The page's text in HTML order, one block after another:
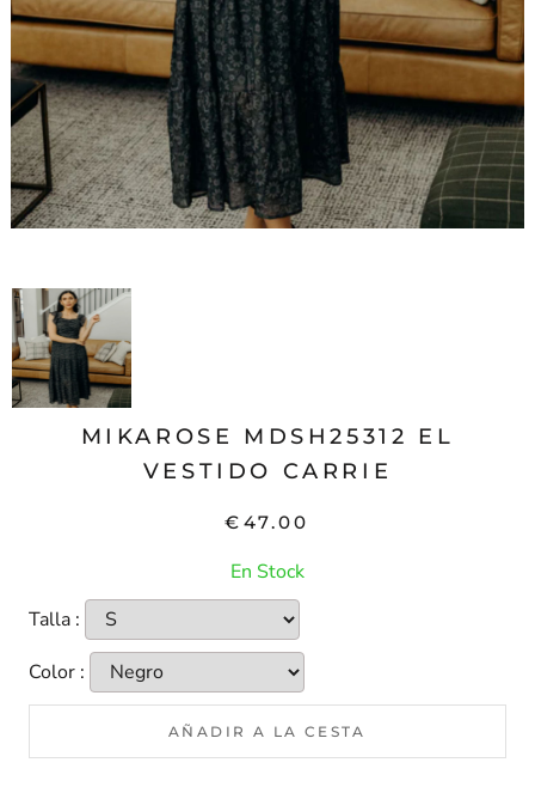
MIKAROSE MDSH25312 EL
VESTIDO CARRIE
€47.00
En Stock
Talla :
Color :
AÑADIR A LA CESTA